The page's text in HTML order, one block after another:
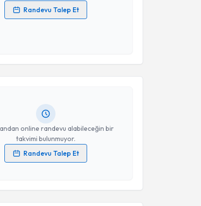
Randevu Talep Et
işlenmesine ilişkinAydınlatma Metni
online randevu alabileceğin bir
takvimi bulunmuyor.
Randevu Talep Et
Atalayiçin randevu takvimi talebi
randevu almanız için bir takvim
işlenmesine ilişkinAydınlatma Metni
Talebi